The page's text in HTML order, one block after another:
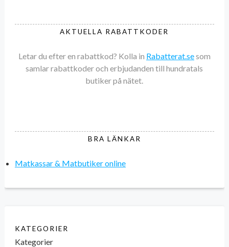
AKTUELLA RABATTKODER
Letar du efter en rabattkod? Kolla in Rabatterat.sesom
samlar rabattkoder och erbjudanden till hundratals
butiker på nätet.
BRA LÄNKAR
Matkassar & Matbutiker online
KATEGORIER
Kategorier